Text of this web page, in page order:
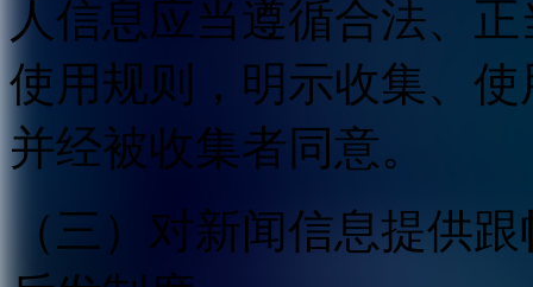
人信息应当遵循合法、
使用规则，明示收集、
并经被收集者同意。
（三）对新闻信息提供